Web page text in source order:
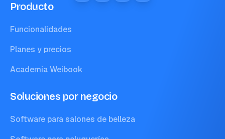
Producto
Funcionalidades
Planes y precios
Academia Weibook
Soluciones por negocio
Software para salones de belleza